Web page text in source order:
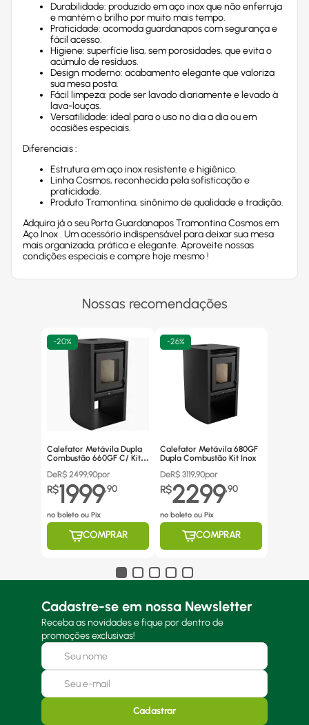
Durabilidade: produzido em aço inox que não enferruja
e mantém o brilho por muito mais tempo.
Praticidade: acomoda guardanapos com segurança e
fácil acesso.
Higiene: superfície lisa, sem porosidades, que evita o
acúmulo de resíduos.
Design moderno: acabamento elegante que valoriza
sua mesa posta.
Fácil limpeza: pode ser lavado diariamente e levado à
lava-louças.
Versatilidade: ideal para o uso no dia a dia ou em
ocasiões especiais.
Diferenciais :
Estrutura em aço inox resistente e higiênico.
Linha Cosmos, reconhecida pela sofisticação e
praticidade.
Produto Tramontina, sinônimo de qualidade e tradição.
Adquira já o seu Porta Guardanapos Tramontina Cosmos em
Aço Inox . Um acessório indispensável para deixar sua mesa
mais organizada, prática e elegante. Aproveite nossas
condições especiais e compre hoje mesmo !
Nossas recomendações
-20%
Calefator Metávila Dupla
Combustão 660GF C/ Kit
DeR$ 2499,90por
R$1999,90
no boleto ou Pix
COMPRAR
-26%
Calefator Metávila 680GF
Dupla Combustão Kit Inox
DeR$ 3119,90por
R$2299,90
no boleto ou Pix
COMPRAR
Cadastre-se em nossa Newsletter
Receba as novidades e fique por dentro de
promoções exclusivas!
Cadastrar